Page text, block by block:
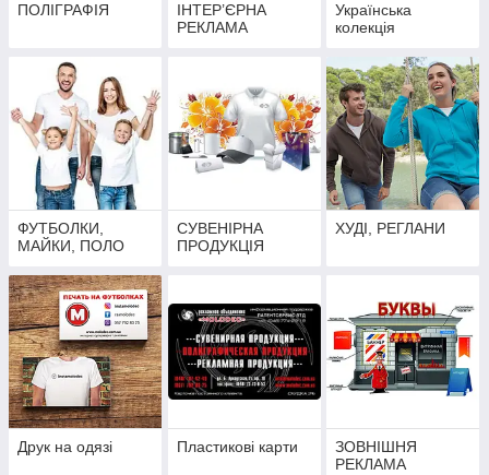
ПОЛІГРАФІЯ
ІНТЕР’ЄРНА
РЕКЛАМА
Українська
колекція
ФУТБОЛКИ,
МАЙКИ, ПОЛО
СУВЕНІРНА
ПРОДУКЦІЯ
ХУДІ, РЕГЛАНИ
Друк на одязі Пластикові карти
ЗОВНІШНЯ
РЕКЛАМА